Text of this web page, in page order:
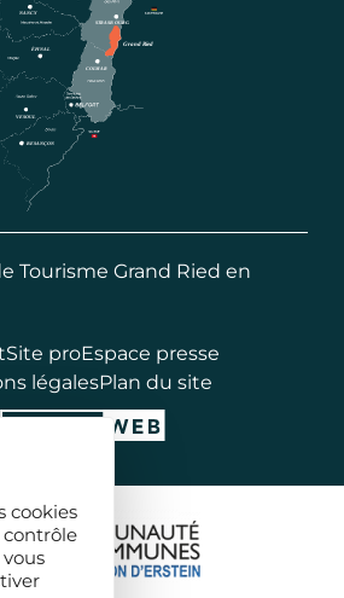
Tourisme Grand Ried en
Site proEspace presse
légalesPlan du site
cookies